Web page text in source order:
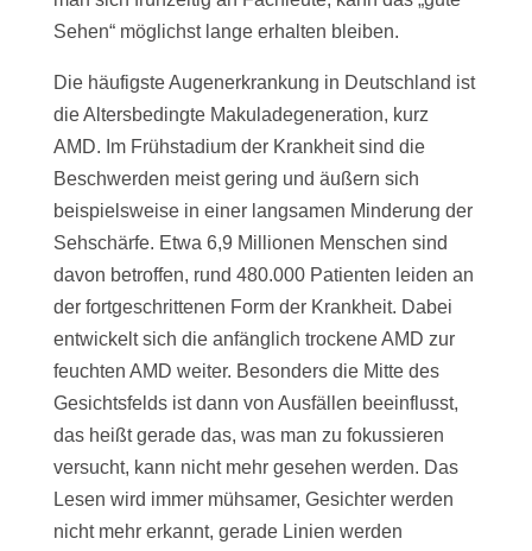
Sehen“ möglichst lange erhalten bleiben.
Die häufigste Augenerkrankung in Deutschland ist
die Altersbedingte Makuladegeneration, kurz
AMD. Im Frühstadium der Krankheit sind die
Beschwerden meist gering und äußern sich
beispielsweise in einer langsamen Minderung der
Sehschärfe. Etwa 6,9 Millionen Menschen sind
davon betroffen, rund 480.000 Patienten leiden an
der fortgeschrittenen Form der Krankheit. Dabei
entwickelt sich die anfänglich trockene AMD zur
feuchten AMD weiter. Besonders die Mitte des
Gesichtsfelds ist dann von Ausfällen beeinflusst,
das heißt gerade das, was man zu fokussieren
versucht, kann nicht mehr gesehen werden. Das
Lesen wird immer mühsamer, Gesichter werden
nicht mehr erkannt, gerade Linien werden